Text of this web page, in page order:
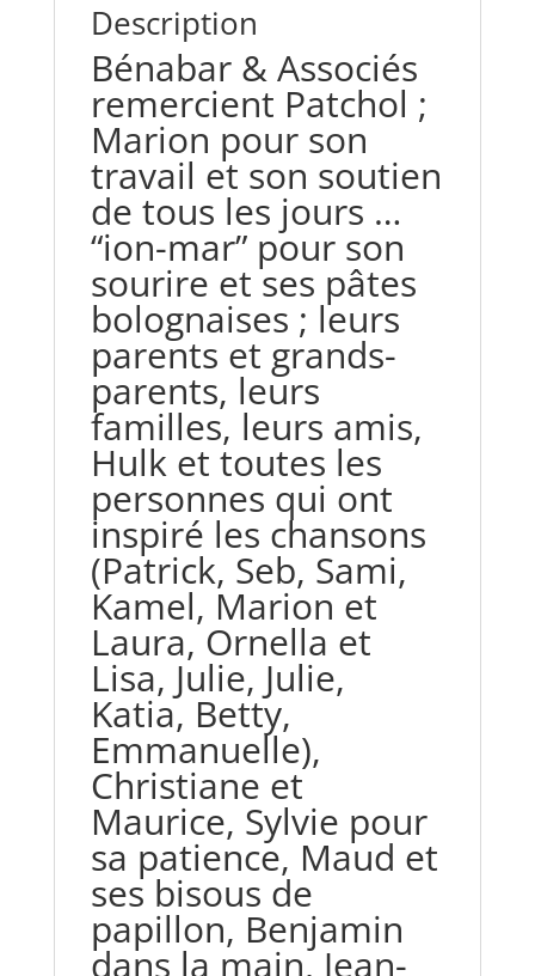
PARTITIONS
quantity
Description
Bénabar & Associés
remercient Patchol ;
Marion pour son
travail et son soutien
de tous les jours …
“ion-mar” pour son
sourire et ses pâtes
bolognaises ; leurs
parents et grands-
parents, leurs
familles, leurs amis,
Hulk et toutes les
personnes qui ont
inspiré les chansons
(Patrick, Seb, Sami,
Kamel, Marion et
Laura, Ornella et
Lisa, Julie, Julie,
Katia, Betty,
Emmanuelle),
Christiane et
Maurice, Sylvie pour
sa patience, Maud et
ses bisous de
papillon, Benjamin
dans la main, Jean-